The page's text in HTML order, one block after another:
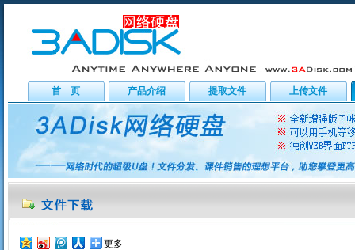
首 页 产品介绍 提取文件 上传文件
更多